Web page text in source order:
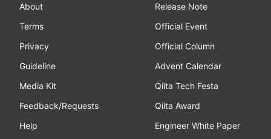
About
Terms
Privacy
Guideline
Media Kit
Feedback/Requests
Help
Release Note
Official Event
Official Column
Advent Calendar
Qiita Tech Festa
Qiita Award
Engineer White Paper